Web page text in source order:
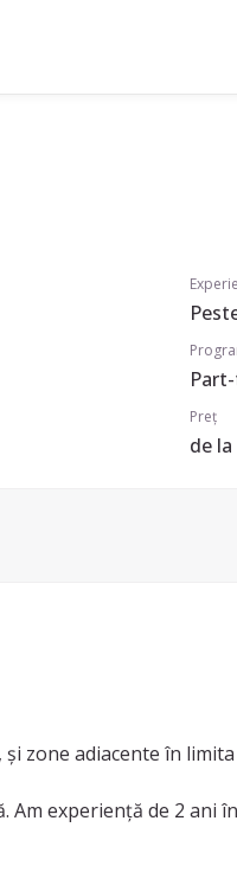
Preț
de
zone adiacente în
experiență de 2
sa organizez